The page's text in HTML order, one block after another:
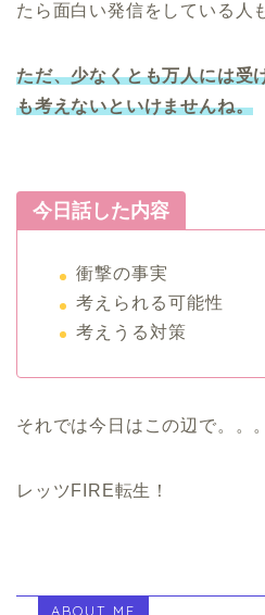
たら面白い発信をしている人
ただ、少なくとも万人には受
も考えないといけませんね。
今日話した内容
衝撃の事実
考えられる可能性
考えうる対策
それでは今日はこの辺で。。。
レッツFIRE転生！
ABOUT ME